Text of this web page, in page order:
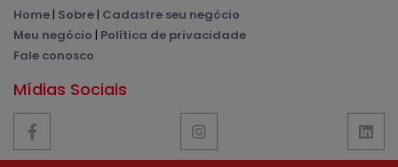
Home| Sobre| Cadastre seu negócio
Meu negócio | Política de privacidade
Fale conosco
Mídias Sociais